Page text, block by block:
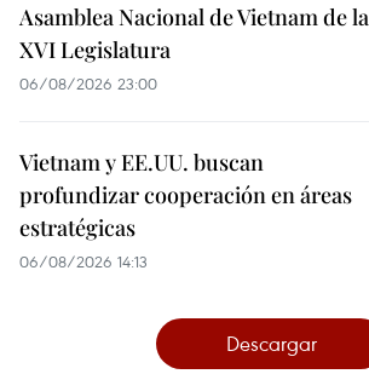
Asamblea Nacional de Vietnam de la
XVI Legislatura
06/08/2026 23:00
Vietnam y EE.UU. buscan
profundizar cooperación en áreas
estratégicas
06/08/2026 14:13
Descargar